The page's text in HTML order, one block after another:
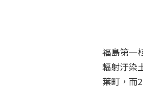
福島第一
輻射汙染
葉町，而